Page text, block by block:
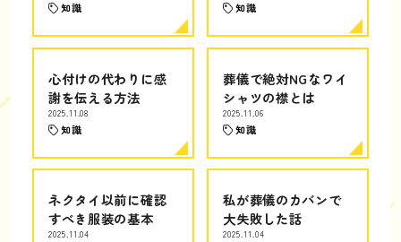
知識 知識
心付けの代わりに感
謝を伝える方法
2025.11.08
知識
葬儀で絶対NGなワイ
シャツの襟とは
2025.11.06
知識
ネクタイ以前に確認
すべき服装の基本
2025.11.04
私が葬儀のカバンで
大失敗した話
2025.11.04